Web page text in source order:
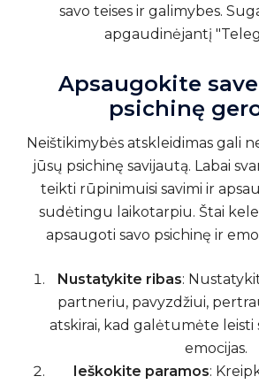
savo teises ir galimybes.
apgaudinėjantį
Apsaugokite
psichinę
Neištikimybės atskleidimas gali
jūsų psichinę savijautą. Labai
teikti rūpinimuisi savimi ir
sudėtingu laikotarpiu. Štai
apsaugoti savo psichinę ir
Nustatykite ribas:
partneriu, pavyzdžiui,
atskirai, kad galėtumėte leisti
emocijas.
Ieškokite paramos: